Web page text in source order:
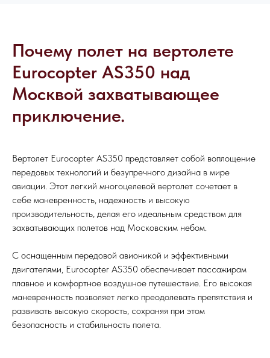
Почему полет на вертолете
Eurocopter AS350 над
Москвой захватывающее
приключение.
Вертолет Eurocopter AS350 представляет собой воплощение
передовых технологий и безупречного дизайна в мире
авиации. Этот легкий многоцелевой вертолет сочетает в
себе маневренность, надежность и высокую
производительность, делая его идеальным средством для
захватывающих полетов над Московским небом.
С оснащенным передовой авионикой и эффективными
двигателями, Eurocopter AS350 обеспечивает пассажирам
плавное и комфортное воздушное путешествие. Его высокая
маневренность позволяет легко преодолевать препятствия и
развивать высокую скорость, сохраняя при этом
безопасность и стабильность полета.